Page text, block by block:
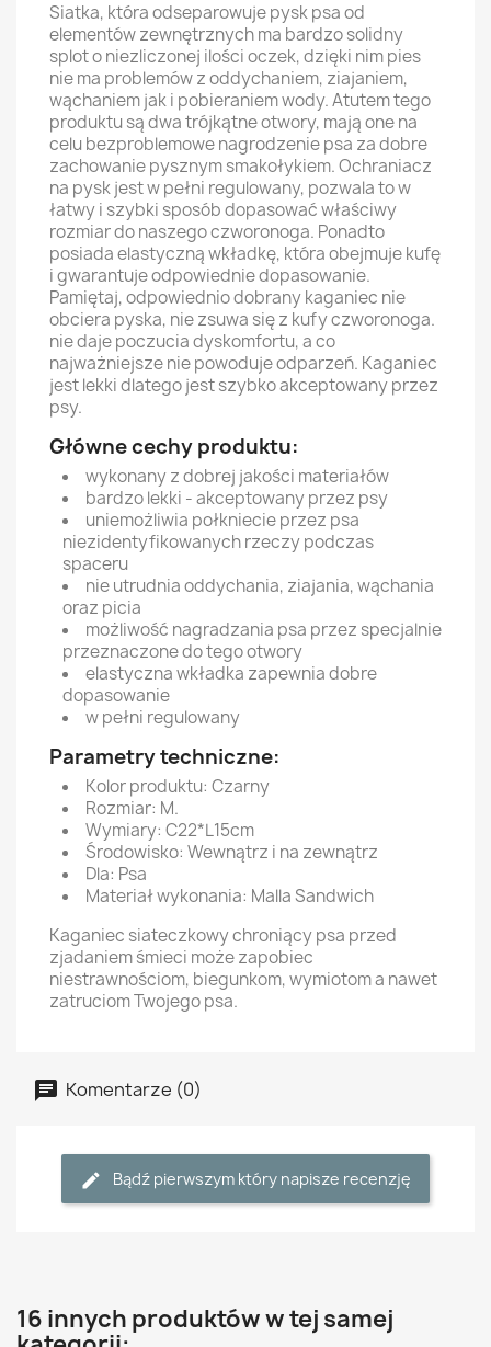
Siatka, która odseparowuje pysk psa od
elementów zewnętrznych ma bardzo solidny
splot o niezliczonej ilości oczek, dzięki nim pies
nie ma problemów z oddychaniem, ziajaniem,
wąchaniem jak i pobieraniem wody. Atutem tego
produktu są dwa trójkątne otwory, mają one na
celu bezproblemowe nagrodzenie psa za dobre
zachowanie pysznym smakołykiem. Ochraniacz
na pysk jest w pełni regulowany, pozwala to w
łatwy i szybki sposób dopasować właściwy
rozmiar do naszego czworonoga. Ponadto
posiada elastyczną wkładkę, która obejmuje kufę
i gwarantuje odpowiednie dopasowanie.
Pamiętaj, odpowiednio dobrany kaganiec nie
obciera pyska, nie zsuwa się z kufy czworonoga.
nie daje poczucia dyskomfortu, a co
najważniejsze nie powoduje odparzeń. Kaganiec
jest lekki dlatego jest szybko akceptowany przez
psy.
Główne cechy produktu:
wykonany z dobrej jakości materiałów
bardzo lekki - akceptowany przez psy
uniemożliwia połkniecie przez psa
niezidentyfikowanych rzeczy podczas
spaceru
nie utrudnia oddychania, ziajania, wąchania
oraz picia
możliwość nagradzania psa przez specjalnie
przeznaczone do tego otwory
elastyczna wkładka zapewnia dobre
dopasowanie
w pełni regulowany
Parametry techniczne:
Kolor produktu: Czarny
Rozmiar: M.
Wymiary: C22*L15cm
Środowisko: Wewnątrz i na zewnątrz
Dla: Psa
Materiał wykonania: Malla Sandwich
Kaganiec siateczkowy chroniący psa przed
zjadaniem śmieci może zapobiec
niestrawnościom, biegunkom, wymiotom a nawet
zatruciom Twojego psa.
Komentarze (0)
Bądź pierwszym który napisze recenzję
16 innych produktów w tej samej